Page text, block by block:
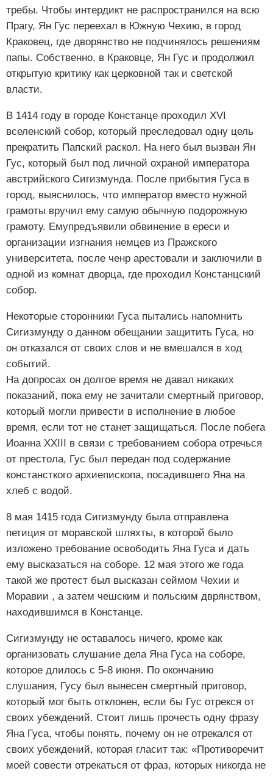
требы. Чтобы интердикт не распространился на всю
Прагу, Ян Гус переехал в Южную Чехию, в город
Краковец, где дворянство не подчинялось решениям
папы. Собственно, в Краковце, Ян Гус и продолжил
открытую критику как церковной так и светской
власти.
В 1414 году в городе Констанце проходил XVI
вселенский собор, который преследовал одну цель
прекратить Папский раскол. На него был вызван Ян
Гус, который был под личной охраной императора
австрийского Сигизмунда. После прибытия Гуса в
город, выяснилось, что император вместо нужной
грамоты вручил ему самую обычную подорожную
грамоту. Емупредъявили обвинение в ереси и
организации изгнания немцев из Пражского
университета, после ченр арестовали и заключили в
одной из комнат дворца, где проходил Констанцский
собор.
Некоторые сторонники Гуса пытались напомнить
Сигизмунду о данном обещании защитить Гуса, но
он отказался от своих слов и не вмешался в ход
событий.
На допросах он долгое время не давал никаких
показаний, пока ему не зачитали смертный приговор,
который могли привести в исполнение в любое
время, если тот не станет защищаться. После побега
Иоанна XXIII в связи с требованием собора отречься
от престола, Гус был передан под содержание
констансткого архиепископа, посадившего Яна на
хлеб с водой.
8 мая 1415 года Сигизмунду была отправлена
петиция от моравской шляхты, в которой было
изложено требование освободить Яна Гуса и дать
ему высказаться на соборе. 12 мая этого же года
такой же протест был высказан сеймом Чехии и
Моравии , а затем чешским и польским дврянством,
находившимся в Констанце.
Сигизмунду не оставалось ничего, кроме как
организовать слушание дела Яна Гуса на соборе,
которое длилось с 5-8 июня. По окончанию
слушания, Гусу был вынесен смертный приговор,
который мог быть отклонен, если бы Гус отрекся от
своих убеждений. Стоит лишь прочесть одну фразу
Яна Гуса, чтобы понять, почему он не отрекался от
своих убеждений, которая гласит так: «Противоречит
моей совести отрекаться от фраз, которых никогда не